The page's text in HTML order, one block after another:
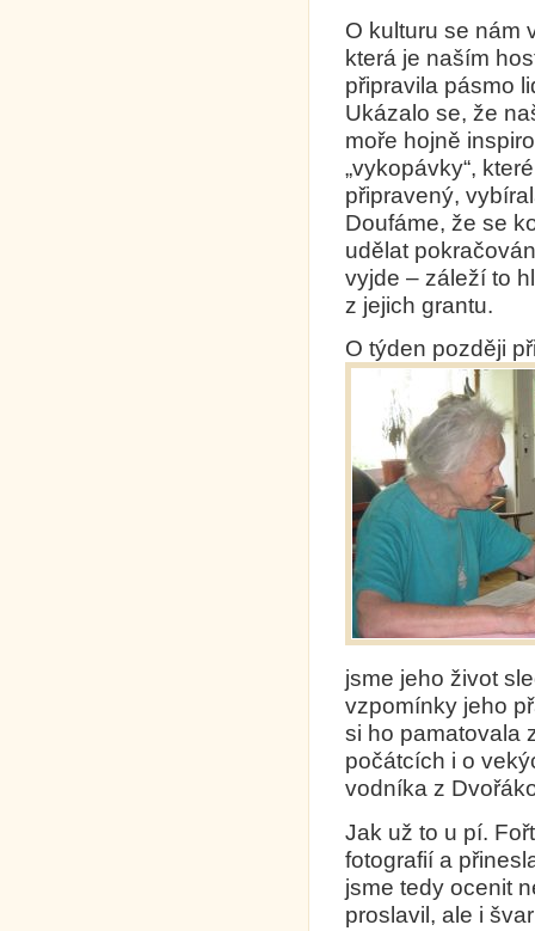
O kulturu se nám
která je naším
připravila pásmo
Ukázalo se, že
moře hojně
„vykopávky“,
připravený,
Doufáme, že se
udělat
vyjde – záleží to
z jejich grantu.
O týden později
jsme jeho život
vzpomínky jeho
si ho pamatovala
počátcích i o
vodníka z
Jak už to u pí.
fotografií a
jsme tedy ocenit
proslavil, ale i